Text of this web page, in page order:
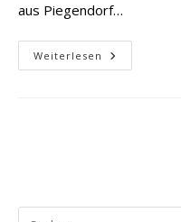
aus Piegendorf…
Weiterlesen Brand
Im